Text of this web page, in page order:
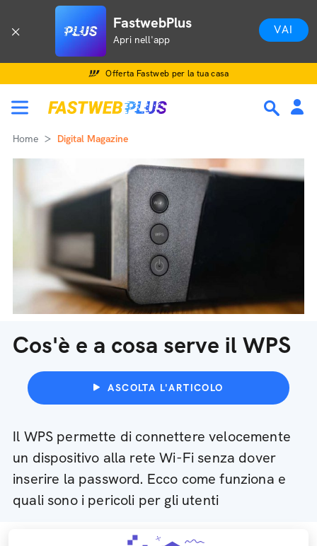
FastwebPlus
Apri nell'app
VAI
Offerta Fastweb per la tua casa
Home Digital Magazine
Cos'è e a cosa serve il WPS
ASCOLTA L'ARTICOLO
Il WPS permette di connettere velocemente
un dispositivo alla rete Wi-Fi senza dover
inserire la password. Ecco come funziona e
quali sono i pericoli per gli utenti